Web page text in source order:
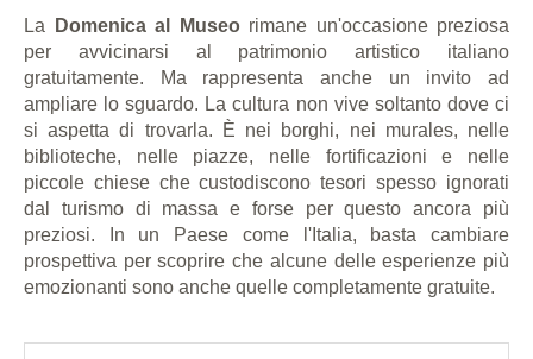
La Domenica al Museorimane un'occasione preziosa
per avvicinarsi al patrimonio artistico italiano
gratuitamente. Ma rappresenta anche un invito ad
ampliare lo sguardo. La cultura non vive soltanto dove ci
si aspetta di trovarla. È nei borghi, nei murales, nelle
biblioteche, nelle piazze, nelle fortificazioni e nelle
piccole chiese che custodiscono tesori spesso ignorati
dal turismo di massa e forse per questo ancora più
preziosi. In un Paese come l'Italia, basta cambiare
prospettiva per scoprire che alcune delle esperienze più
emozionanti sono anche quelle completamente gratuite.